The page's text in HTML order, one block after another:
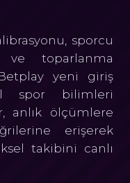
sporcu
ve toparlanma
yeni giriş
spor bilimleri
anlık ölçümlere
erişerek
takibini canlı